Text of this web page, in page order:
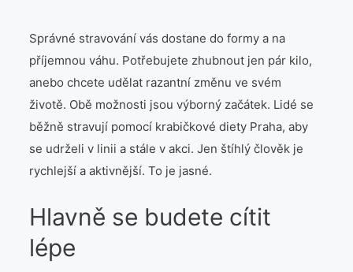
Produkty
Společnost
Vztahy
Web
Správné stravování vás dostane do formy a na
příjemnou váhu. Potřebujete zhubnout jen pár kilo,
anebo chcete udělat razantní změnu ve svém
životě. Obě možnosti jsou výborný začátek. Lidé se
běžně stravují pomocí krabičkové diety Praha, aby
se udrželi v linii a stále v akci. Jen štíhlý člověk je
rychlejší a aktivnější. To je jasné.
Hlavně se budete cítit
lépe